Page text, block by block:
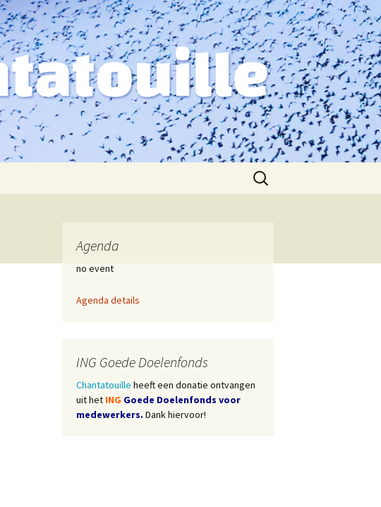
Zoeken
naar:
Agenda
no event
Agenda details
ING Goede Doelenfonds
Chantatouille heeft een donatie ontvangen
uit het ING Goede Doelenfonds voor
medewerkers. Dank hiervoor!